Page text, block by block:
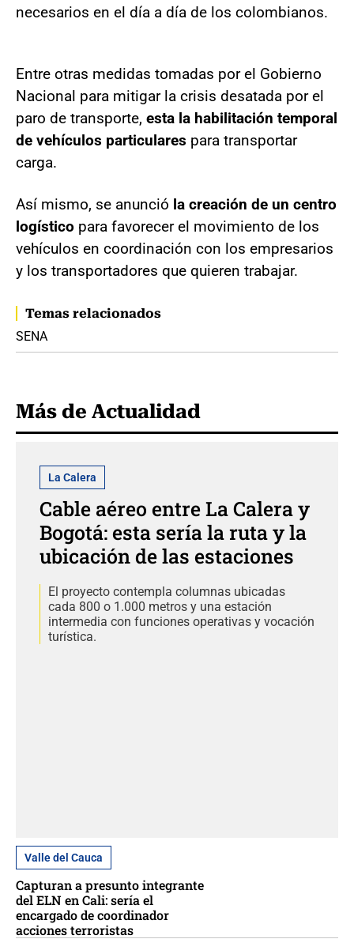
necesarios en el día a día de los colombianos.
Entre otras medidas tomadas por el Gobierno
Nacional para mitigar la crisis desatada por el
paro de transporte, esta la habilitación temporal
de vehículos particulares para transportar
carga.
Así mismo, se anunció la creación de un centro
logístico para favorecer el movimiento de los
vehículos en coordinación con los empresarios
y los transportadores que quieren trabajar.
Temas relacionados
SENA
Más de Actualidad
La Calera
Cable aéreo entre La Calera y
Bogotá: esta sería la ruta y la
ubicación de las estaciones
El proyecto contempla columnas ubicadas
cada 800 o 1.000 metros y una estación
intermedia con funciones operativas y vocación
turística.
Valle del Cauca
Capturan a presunto integrante
del ELN en Cali: sería el
encargado de coordinador
acciones terroristas